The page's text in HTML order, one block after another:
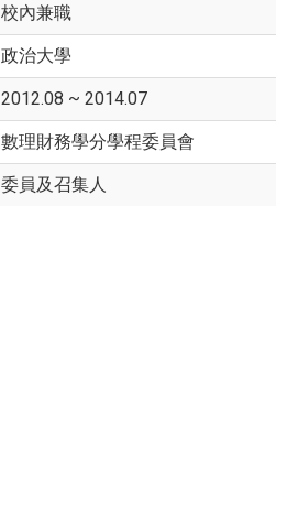
校內兼職
政治大學
2012.08 ~ 2014.07
數理財務學分學程委員會
委員及召集人